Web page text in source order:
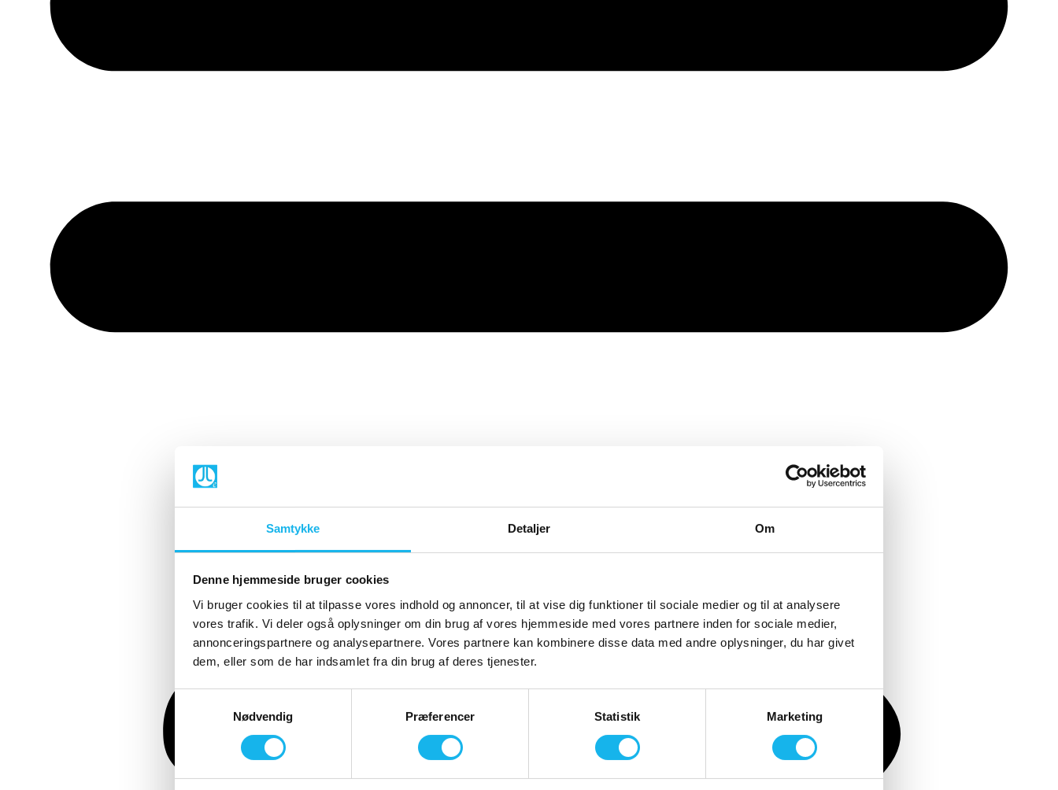
Samtykke Detaljer Om
Denne hjemmeside bruger cookies
Vi bruger cookies til at tilpasse vores indhold og annoncer, til at vise dig funktioner til sociale medier og til at analysere
vores trafik. Vi deler også oplysninger om din brug af vores hjemmeside med vores partnere inden for sociale medier,
annonceringspartnere og analysepartnere. Vores partnere kan kombinere disse data med andre oplysninger, du har givet
dem, eller som de har indsamlet fra din brug af deres tjenester.
Nødvendig
Præferencer Statistik Marketing